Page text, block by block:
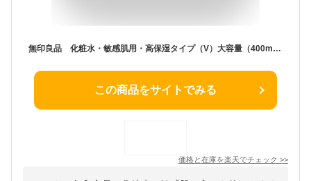
無印良品 化粧水・敏感肌用・高保湿タイプ（V）大容量（400ml）
この商品をサイトでみる
価格と在庫を楽天でチェック >>